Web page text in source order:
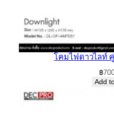
โคมไฟดาวไลท์
฿
Add